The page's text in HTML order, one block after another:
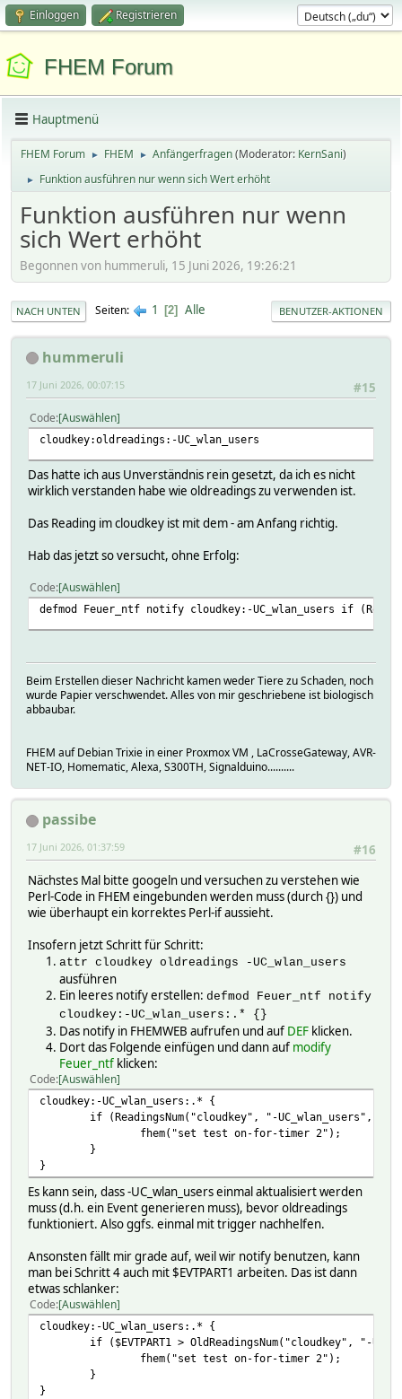
Einloggen Registrieren
FHEM Forum
Hauptmenü
FHEM Forum ► FHEM ► Anfängerfragen(Moderator: KernSani)
► Funktion ausführen nur wenn sich Wert erhöht
Funktion ausführen nur wenn
sich Wert erhöht
Begonnen von hummeruli, 15 Juni 2026, 19:26:21
NACH UNTEN Seiten 1 2 Alle BENUTZER-AKTIONEN
hummeruli
#15
17 Juni 2026, 00:07:15
Code Auswählen
cloudkey:oldreadings:-UC_wlan_users
Das hatte ich aus Unverständnis rein gesetzt, da ich es nicht
wirklich verstanden habe wie oldreadings zu verwenden ist.
Das Reading im cloudkey ist mit dem - am Anfang richtig.
Hab das jetzt so versucht, ohne Erfolg:
Code Auswählen
defmod Feuer_ntf notify cloudkey:-UC_wlan_users if
Beim Erstellen dieser Nachricht kamen weder Tiere zu Schaden, noch
wurde Papier verschwendet. Alles von mir geschriebene ist biologisch
abbaubar.
FHEM auf Debian Trixie in einer Proxmox VM , LaCrosseGateway, AVR-
NET-IO, Homematic, Alexa, S300TH, Signalduino..........
passibe
#16
17 Juni 2026, 01:37:59
Nächstes Mal bitte googeln und versuchen zu verstehen wie
Perl-Code in FHEM eingebunden werden muss (durch {}) und
wie überhaupt ein korrektes Perl-if aussieht.
Insofern jetzt Schritt für Schritt:
attr cloudkey oldreadings -UC_wlan_users
ausführen
Ein leeres notify erstellen: defmod Feuer_ntf notify
cloudkey:-UC_wlan_users:.* {}
Das notify in FHEMWEB aufrufen und auf DEF klicken.
Dort das Folgende einfügen und dann auf modify
Feuer_ntf klicken:
Code Auswählen
cloudkey:-UC_wlan_users:.* {
if (ReadingsNum("cloudkey", "-UC_wlan_users",
fhem("set test on-for-timer 2");
}
}
Es kann sein, dass -UC_wlan_users einmal aktualisiert werden
muss (d.h. ein Event generieren muss), bevor oldreadings
funktioniert. Also ggfs. einmal mit trigger nachhelfen.
Ansonsten fällt mir grade auf, weil wir notify benutzen, kann
man bei Schritt 4 auch mit $EVTPART1 arbeiten. Das ist dann
etwas schlanker:
Code Auswählen
cloudkey:-UC_wlan_users:.* {
if ($EVTPART1 > OldReadingsNum("cloudkey", "-
fhem("set test on-for-timer 2");
}
}